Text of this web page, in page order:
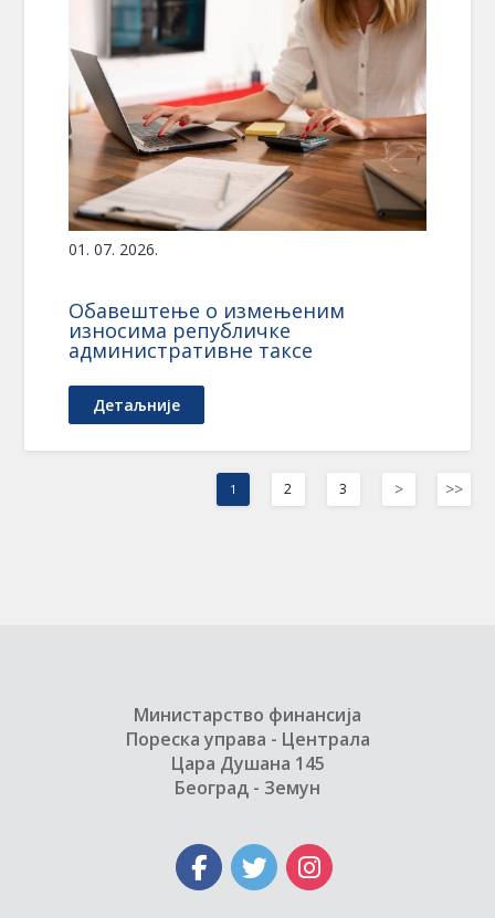
01. 07. 2026.
Обавештење о измењеним
износима републичке
административне таксе
Детаљније
1 2 3 > >>
Министарство финансија
Пореска управа - Централа
Цара Душана 145
Београд - Земун